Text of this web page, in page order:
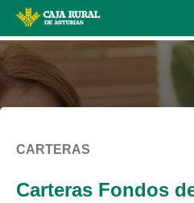
CARTERAS
Carteras Fondos